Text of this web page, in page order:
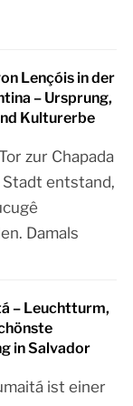
Lençóis in der
– Ursprung,
Kulturerbe
zur Chapada
Stadt entstand,
Damals
– Leuchtturm,
in Salvador
ist einer